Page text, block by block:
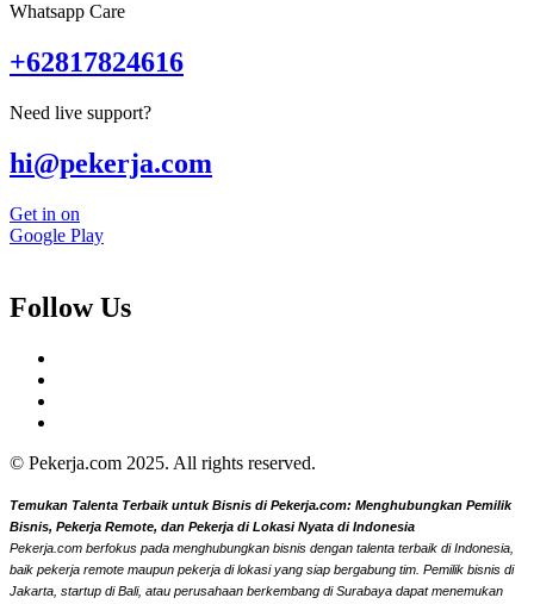
Whatsapp Care
+62817824616
Need live support?
hi@pekerja.com
Get in on
Google Play
Follow Us
© Pekerja.com 2025. All rights reserved.
Temukan Talenta Terbaik untuk Bisnis di Pekerja.com: Menghubungkan Pemilik
Bisnis, Pekerja Remote, dan Pekerja di Lokasi Nyata di Indonesia
Pekerja.com berfokus pada menghubungkan bisnis dengan talenta terbaik di Indonesia,
baik pekerja remote maupun pekerja di lokasi yang siap bergabung tim. Pemilik bisnis di
Jakarta, startup di Bali, atau perusahaan berkembang di Surabaya dapat menemukan